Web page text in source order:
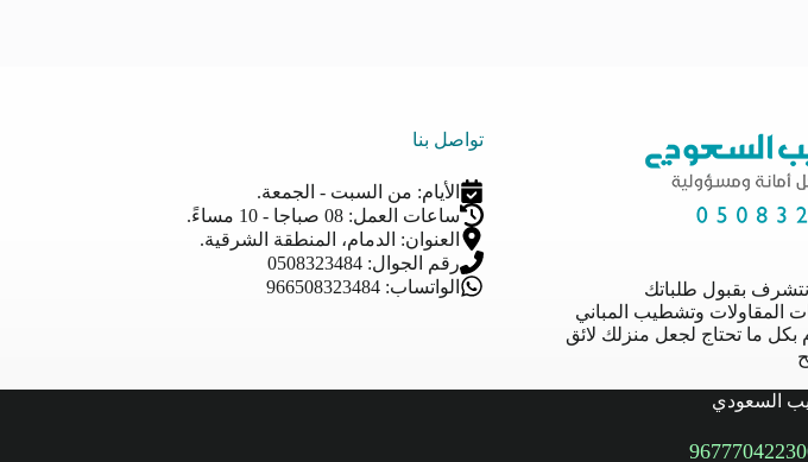
بقبول طلباتك
وتشطيب المباني
بكل ما تحتاج لجعل منزلك لائق
تواصل بنا
الأيام: من السبت - الجمعة.
ساعات العمل: 08 صباجا - 10 مساءً.
العنوان: الدمام، المنطقة الشرقية.
رقم الجوال: 0508323484
الواتساب: 966508323484
السعودي